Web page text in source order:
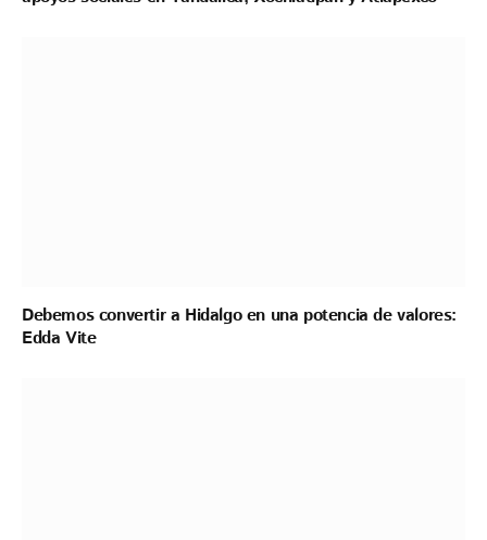
Debemos convertir a Hidalgo en una potencia de valores:
Edda Vite